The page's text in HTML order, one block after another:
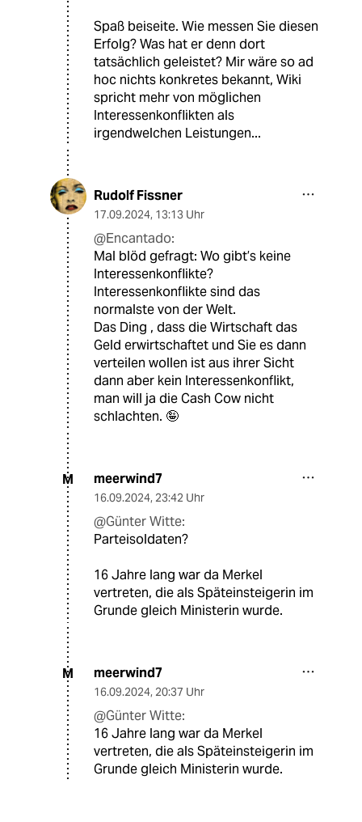
Spaß beiseite. Wie messen Sie diesen
Erfolg? Was hat er denn dort
tatsächlich geleistet? Mir wäre so ad
hoc nichts konkretes bekannt, Wiki
spricht mehr von möglichen
Interessenkonflikten als
irgendwelchen Leistungen...
Rudolf Fissner
17.09.2024, 13:13 Uhr
@Encantado:
Mal blöd gefragt: Wo gibt’s keine
Interessenkonflikte?
Interessenkonflikte sind das
normalste von der Welt.
Das Ding , dass die Wirtschaft das
Geld erwirtschaftet und Sie es dann
verteilen wollen ist aus ihrer Sicht
dann aber kein Interessenkonflikt,
man will ja die Cash Cow nicht
schlachten. 🤪
M meerwind7
16.09.2024, 23:42 Uhr
@Günter Witte:
Parteisoldaten?
16 Jahre lang war da Merkel
vertreten, die als Späteinsteigerin im
Grunde gleich Ministerin wurde.
M meerwind7
16.09.2024, 20:37 Uhr
@Günter Witte:
16 Jahre lang war da Merkel
vertreten, die als Späteinsteigerin im
Grunde gleich Ministerin wurde.